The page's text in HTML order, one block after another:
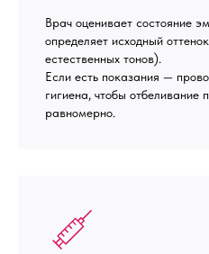
Врач оценивает состояние
определяет исходный
естественных тонов).
Если есть показания —
гигиена, чтобы
равномерно.